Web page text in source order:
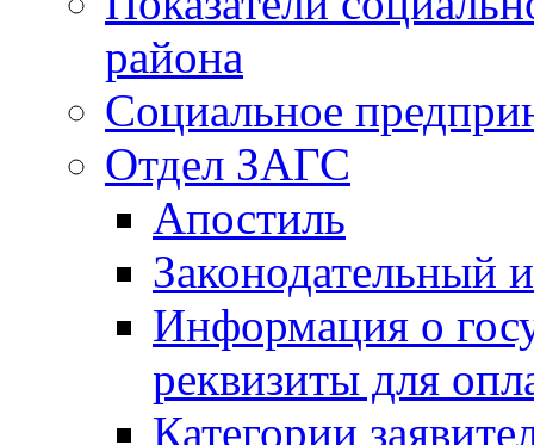
района
Социальное
Отдел ЗАГС
Апостиль
Законодательный
Информация о
реквизиты для
Категории